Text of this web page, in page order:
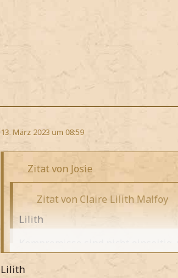
13. März 2023 um 08:59
Zitat von Josie
Zitat von Claire Lilith Malfoy
Lilith
*seufzend meine*
Lilith